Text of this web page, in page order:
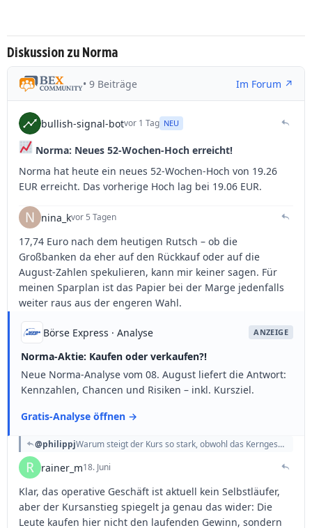
Diskussion zu Norma